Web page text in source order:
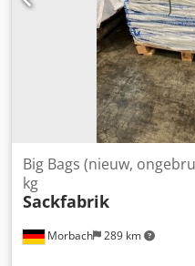
Morbach 289 km
Big Bags (nieuw,
kg
Sackfabrik